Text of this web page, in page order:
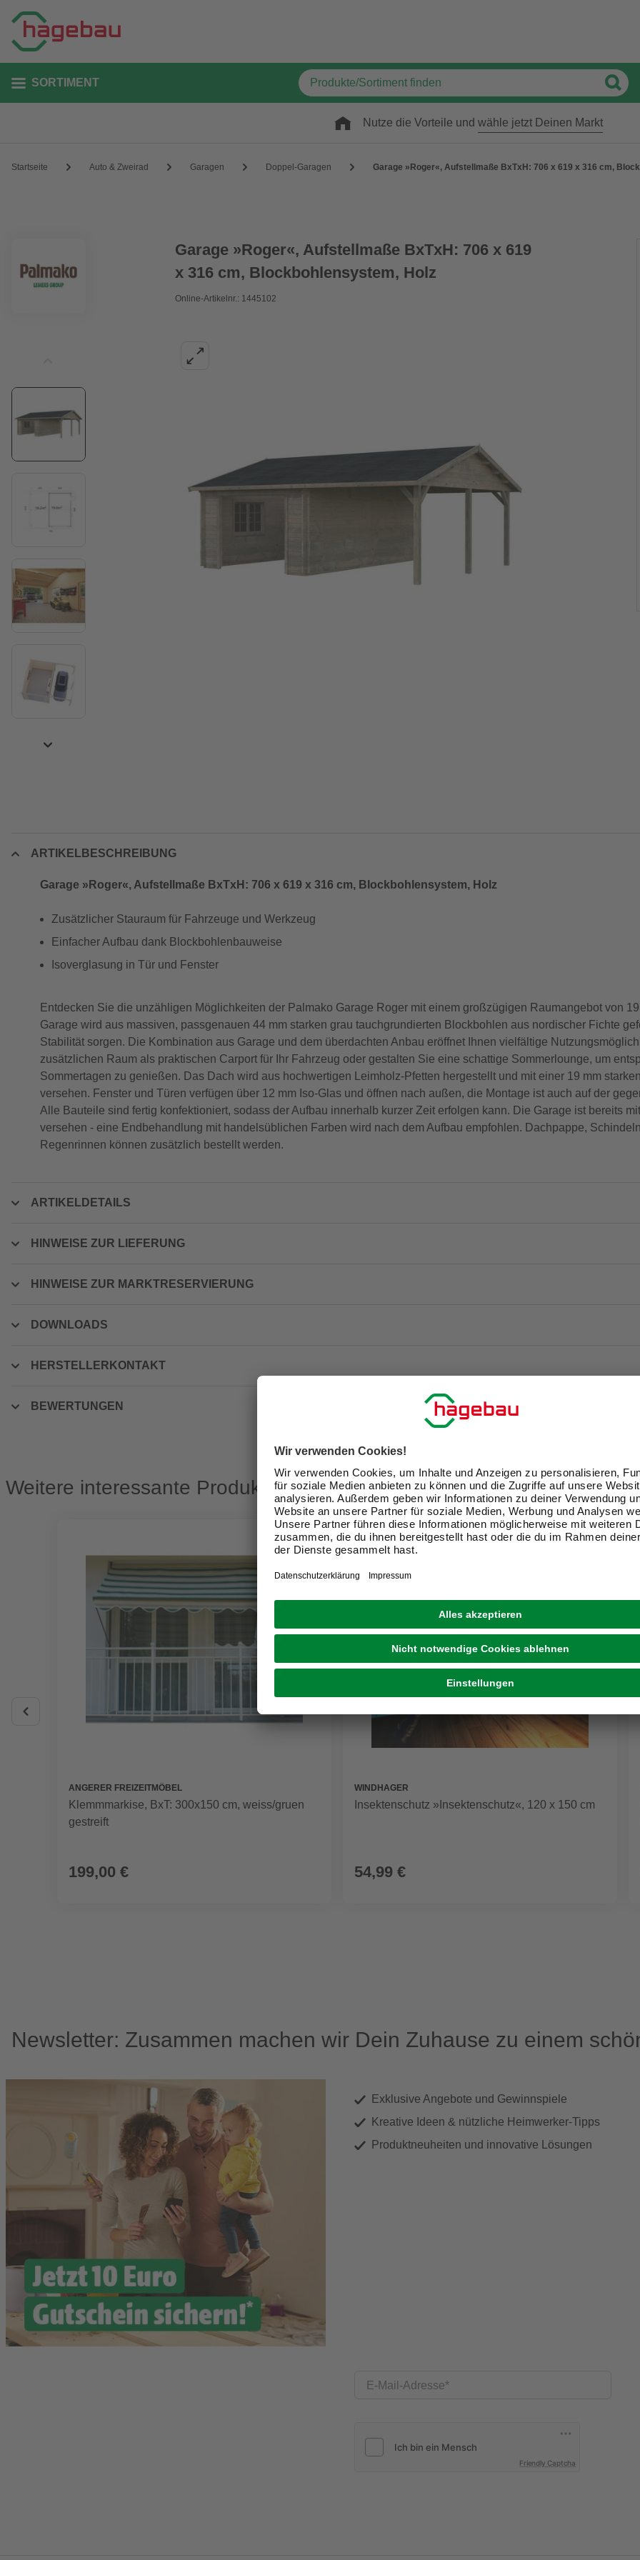
SORTIMENT
Nutze die Vorteile und wähle jetzt Deinen Markt
Startseite Auto & Zweirad Garagen Doppel-Garagen Garage »Roger«, Aufstellmaße BxTxH: 706 x 619 x 316 cm,
Garage »Roger«, Aufstellmaße BxTxH: 706 x 619
x 316 cm, Blockbohlensystem, Holz
Online-Artikelnr.: 1445102
ARTIKELBESCHREIBUNG
Garage »Roger«, Aufstellmaße BxTxH: 706 x 619 x 316 cm, Blockbohlensystem, Holz
Zusätzlicher Stauraum für Fahrzeuge und Werkzeug
Einfacher Aufbau dank Blockbohlenbauweise
Isoverglasung in Tür und Fenster
Entdecken Sie die unzähligen Möglichkeiten der Palmako Garage Roger mit einem großzügigen Raumangebot von
Garage wird aus massiven, passgenauen 44 mm starken grau tauchgrundierten Blockbohlen aus nordischer Fichte
Stabilität sorgen. Die Kombination aus Garage und dem überdachten Anbau eröffnet Ihnen vielfältige
zusätzlichen Raum als praktischen Carport für Ihr Fahrzeug oder gestalten Sie eine schattige Sommerlounge, um
Sommertagen zu genießen. Das Dach wird aus hochwertigen Leimholz-Pfetten hergestellt und mit einer 19 mm
versehen. Fenster und Türen verfügen über 12 mm Iso-Glas und öffnen nach außen, die Montage ist auch auf der
Alle Bauteile sind fertig konfektioniert, sodass der Aufbau innerhalb kurzer Zeit erfolgen kann. Die Garage ist bereits
versehen - eine Endbehandlung mit handelsüblichen Farben wird nach dem Aufbau empfohlen. Dachpappe,
Regenrinnen können zusätzlich bestellt werden.
ARTIKELDETAILS
HINWEISE ZUR LIEFERUNG
HINWEISE ZUR MARKTRESERVIERUNG
DOWNLOADS
HERSTELLERKONTAKT
BEWERTUNGEN
Weitere interessante Produkte
ANGERER FREIZEITMÖBEL
Klemmmarkise, BxT: 300x150 cm, weiss/gruen
gestreift
199,00 €
WINDHAGER
Insektenschutz »Insektenschutz«, 120 x 150 cm
54,99 €
Newsletter: Zusammen machen wir Dein Zuhause zu einem
Exklusive Angebote und Gewinnspiele
Kreative Ideen & nützliche Heimwerker-Tipps
Produktneuheiten und innovative Lösungen
E-Mail-Adresse
Friendly Captcha